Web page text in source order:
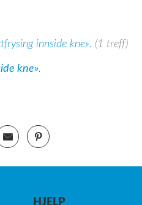
innside kne». (1 treff)
kne».
HJELP